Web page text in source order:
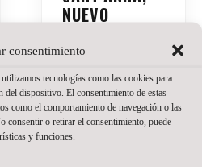
consentimiento
tecnologías como las cookies para
del dispositivo. El consentimiento de estas
como el comportamiento de navegación o las
consentir o retirar el consentimiento, puede
y funciones.
NUEVO
WANAPIX
20 de julio de 2026
No
hay comentarios
La portería del
Wanapix suma un